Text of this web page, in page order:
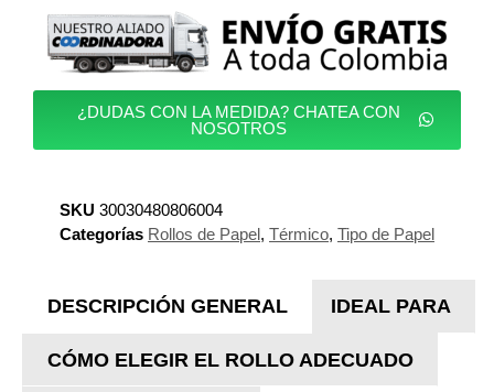
¿DUDAS CON LA MEDIDA? CHATEA CON
NOSOTROS
SKU 30030480806004
Categorías Rollos de Papel, Térmico, Tipo de Papel
DESCRIPCIÓN GENERAL IDEAL PARA
CÓMO ELEGIR EL ROLLO ADECUADO